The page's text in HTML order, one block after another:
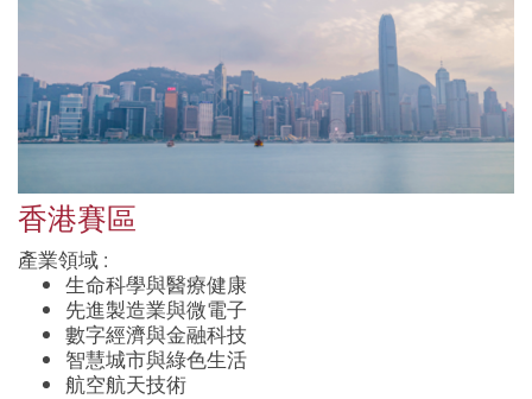
香港賽區
產業領域 :
生命科學與醫療健康
先進製造業與微電子
數字經濟與金融科技
智慧城市與綠色生活
航空航天技術